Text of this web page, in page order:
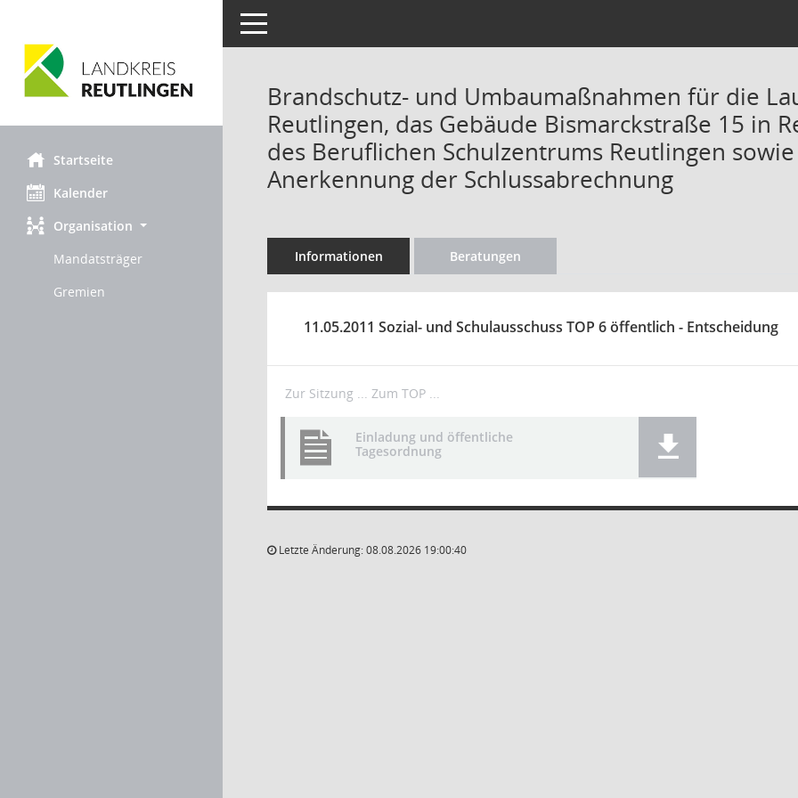
Startseite
Kalender
Organisation
Mandatsträger
Gremien
Toggle navigation
Brandschutz- und Umbaumaßnahmen für die
Reutlingen, das Gebäude Bismarckstraße 15 in
des Beruflichen Schulzentrums Reutlingen
Anerkennung der Schlussabrechnung
Informationen Beratungen
11.05.2011 Sozial- und Schulausschuss TOP 6 öffentlich - Entscheidung
Zur Sitzung ... Zum TOP ...
Einladung und öffentliche
Tagesordnung
Letzte Änderung: 08.08.2026 19:00:40